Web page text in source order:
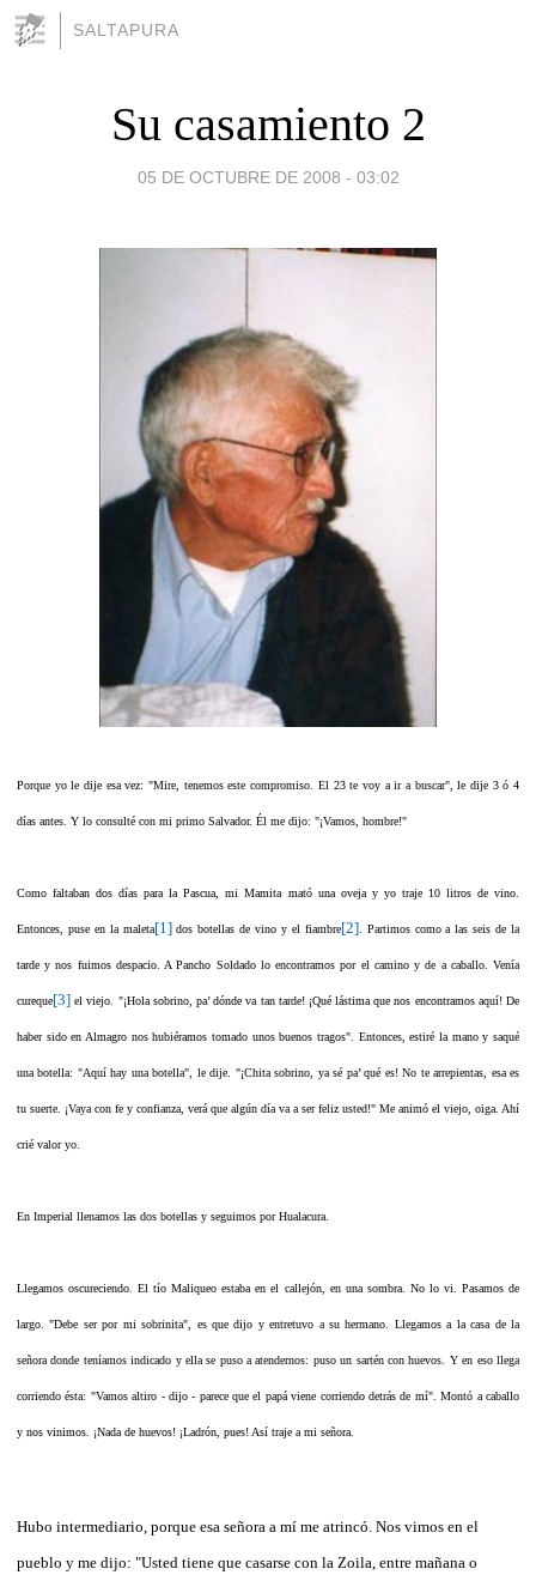
SALTAPURA
Su casamiento 2
05 DE OCTUBRE DE 2008 - 03:02
Porque yo le dije esa vez: "Mire, tenemos este compromiso. El 23 te voy a ir a buscar", le dije 3 ó 4
días antes. Y lo consulté con mi primo Salvador. Él me dijo: "¡Vamos, hombre!"
Como faltaban dos días para la Pascua, mi Mamita mató una oveja y yo traje 10 litros de vino.
Entonces, puse en la maleta[1] dos botellas de vino y el fiambre[2] . Partimos como a las seis de la
tarde y nos fuimos despacio. A Pancho Soldado lo encontramos por el camino y de a caballo. Venía
cureque[3] el viejo. "¡Hola sobrino, pa’ dónde va tan tarde! ¡Qué lástima que nos encontramos aquí! De
haber sido en Almagro nos hubiéramos tomado unos buenos tragos". Entonces, estiré la mano y saqué
una botella: "Aquí hay una botella", le dije. "¡Chita sobrino, ya sé pa’ qué es! No te arrepientas, esa es
tu suerte. ¡Vaya con fe y confianza, verá que algún día va a ser feliz usted!" Me animó el viejo, oiga. Ahí
crié valor yo.
En Imperial llenamos las dos botellas y seguimos por Hualacura.
Llegamos oscureciendo. El tío Maliqueo estaba en el callejón, en una sombra. No lo vi. Pasamos de
largo. "Debe ser por mi sobrinita", es que dijo y entretuvo a su hermano. Llegamos a la casa de la
señora donde teníamos indicado y ella se puso a atendernos: puso un sartén con huevos. Y en eso llega
corriendo ésta: "Vamos altiro - dijo - parece que el papá viene corriendo detrás de mí". Montó a caballo
y nos vinimos. ¡Nada de huevos! ¡Ladrón, pues! Así traje a mi señora.
Hubo intermediario, porque esa señora a mí me atrincó. Nos vimos en el
pueblo y me dijo: "Usted tiene que casarse con la Zoila, entre mañana o